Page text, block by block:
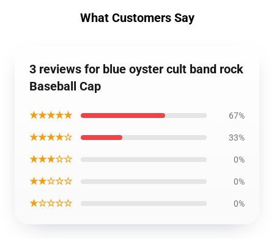
What Customers Say
3 reviews for blue oyster cult band rock
Baseball Cap
★★★★★ 67%
★★★★☆ 33%
★★★☆☆ 0%
★★☆☆☆ 0%
★☆☆☆☆ 0%